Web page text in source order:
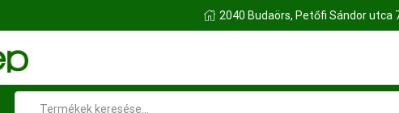
2040 Budaörs, Petőfi Sándor utca